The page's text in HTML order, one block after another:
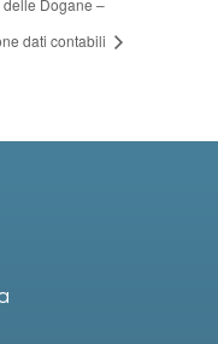
Dogane –
dati contabili